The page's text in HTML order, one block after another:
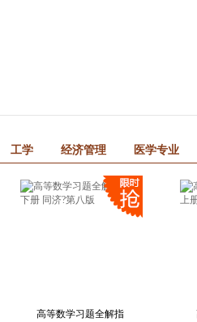
工学 经济管理 医学专业
高等数学习题全解指